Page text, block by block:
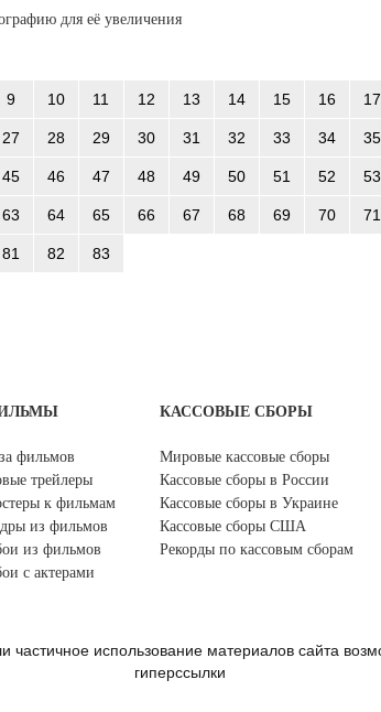
для её увеличения
9 10 11 12 13 14 15 16 17
27 28 29 30 31 32 33 34 35
45 46 47 48 49 50 51 52 53
63 64 65 66 67 68 69 70 71
81 82 83
фильмов
трейлеры
к фильмам
из фильмов
из фильмов
с актерами
КАССОВЫЕ СБОРЫ
Мировые кассовые сборы
Кассовые сборы в России
Кассовые сборы в Украине
Кассовые сборы США
Рекорды по кассовым сборам
частичное использование материалов сайта
гиперссылки